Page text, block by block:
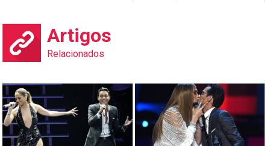
Artigos
Relacionados